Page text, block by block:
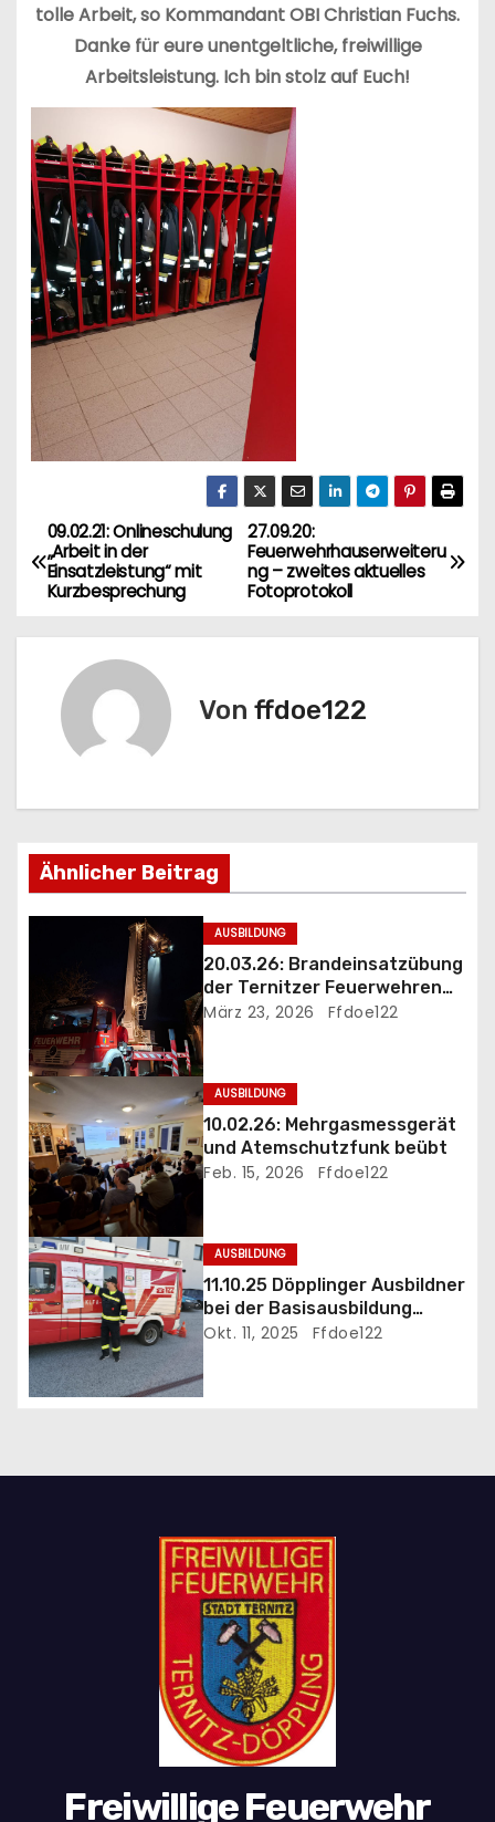
tolle Arbeit, so Kommandant OBI Christian Fuchs.
Danke für eure unentgeltliche, freiwillige
Arbeitsleistung. Ich bin stolz auf Euch!
B
e
i
g
s
n
v
i
g
a
t
i
o
n
27.09.20:
Feuerwehrhauserweiteru
ng – zweites aktuelles
Fotoprotokoll
09.02.21: Onlineschulung
„Arbeit in der
Einsatzleistung“ mit
Kurzbesprechung
Von ffdoe122
Ähnlicher Beitrag
AUSBILDUNG
20.03.26: Brandeinsatzübung
der Ternitzer Feuerwehren
FF Döppling und FF St.Johann
März 23, 2026 Ffdoe122
AUSBILDUNG
10.02.26: Mehrgasmessgerät
und Atemschutzfunk beübt
Feb. 15, 2026 Ffdoe122
AUSBILDUNG
11.10.25 Döpplinger Ausbildner
bei der Basisausbildung
eingesetzt
Okt. 11, 2025 Ffdoe122
Freiwillige Feuerwehr